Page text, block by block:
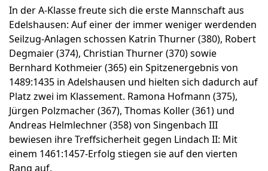
In der A-Klasse freute sich die erste Mannschaft aus
Edelshausen: Auf einer der immer weniger werdenden
Seilzug-Anlagen schossen Katrin Thurner (380), Robert
Degmaier (374), Christian Thurner (370) sowie
Bernhard Kothmeier (365) ein Spitzenergebnis von
1489:1435 in Adelshausen und hielten sich dadurch auf
Platz zwei im Klassement. Ramona Hofmann (375),
Jürgen Polzmacher (367), Thomas Koller (361) und
Andreas Helmlechner (358) von Singenbach III
bewiesen ihre Treffsicherheit gegen Lindach II: Mit
einem 1461:1457-Erfolg stiegen sie auf den vierten
Rang auf.